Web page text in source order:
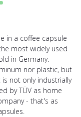
in a coffee capsule
most widely used
in Germany.
nor plastic, but
not only industrially
by TÜV as home
- that's as